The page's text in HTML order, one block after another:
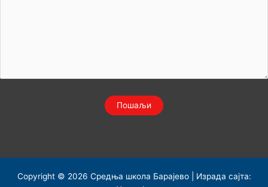
Copyright © 2026 Средња школа Барајево | Израда сајта: